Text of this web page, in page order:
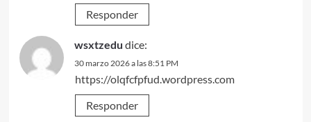
Responder
wsxtzedu dice:
30 marzo 2026 a las 8:51 PM
https://olqfcfpfud.wordpress.com
Responder